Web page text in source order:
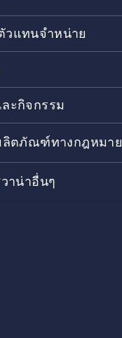
วแทนจำหน่าย
ะกิจกรรม
ลิตภัณฑ์ทางกฎหมาย
าน่าอื่นๆ